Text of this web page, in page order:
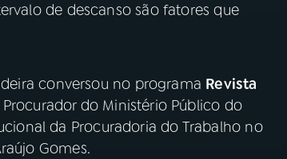
de descanso são fatores que
conversou no programa Revista
do Ministério Público do
da Procuradoria do Trabalho no
Gomes.